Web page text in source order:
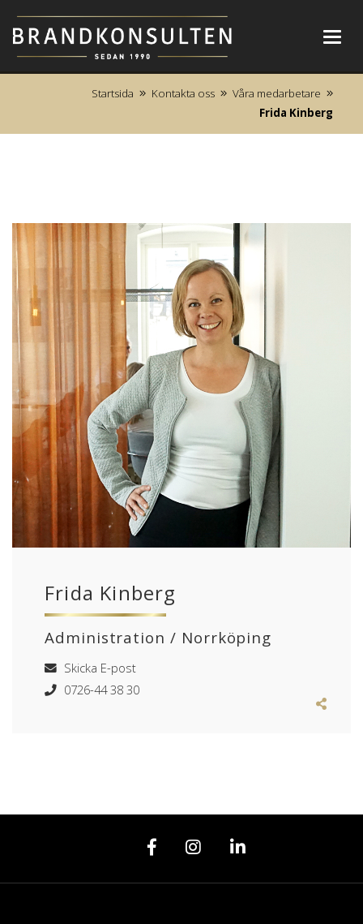
Startsida Kontakta oss
Våra medarbetare
Frida Kinberg
Frida Kinberg
Administration / Norrköping
Skicka E-post
0726-44 38 30